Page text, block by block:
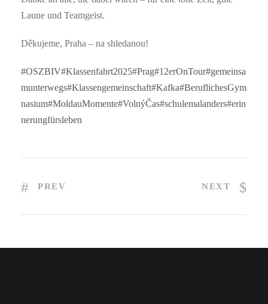
Laune und Teamgeist.
Děkujeme, Praha – na shledanou!
#OSZBIV#Klassenfahrt2025#Prag#12erOnTour#gemeinsa
munterwegs#Klassengemeinschaft#Kafka#BeruflichesGym
nasium#MoldauMomente#VolnýČas#schulemalanders#erin
nerungfürsleben
PREV NEXT